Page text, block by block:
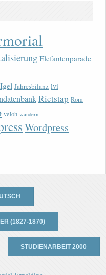
Elefantenparade
Igel Jahresbilanz lvi
Rietstap Rom
veloh wandern
Wordpress
(1827-1870)
STUDIENARBEIT 2000